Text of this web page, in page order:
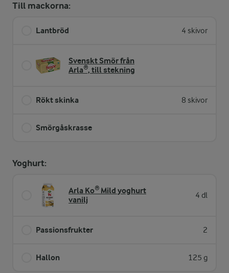
Till mackorna:
Lantbröd 4 skivor
Svenskt Smör från
Arla®, till stekning
Rökt skinka 8 skivor
Smörgåskrasse
Yoghurt:
Arla Ko® Mild yoghurt
vanilj
4 dl
Passionsfrukter 2
Hallon 125 g